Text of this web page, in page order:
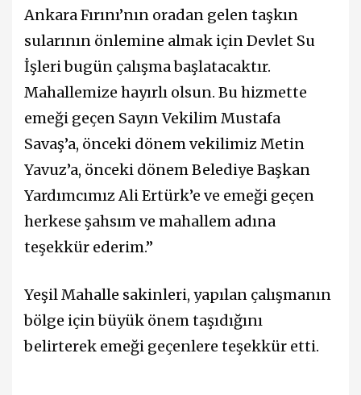
Ankara Fırını’nın oradan gelen taşkın
sularının önlemine almak için Devlet Su
İşleri bugün çalışma başlatacaktır.
Mahallemize hayırlı olsun. Bu hizmette
emeği geçen Sayın Vekilim Mustafa
Savaş’a, önceki dönem vekilimiz Metin
Yavuz’a, önceki dönem Belediye Başkan
Yardımcımız Ali Ertürk’e ve emeği geçen
herkese şahsım ve mahallem adına
teşekkür ederim.”
Yeşil Mahalle sakinleri, yapılan çalışmanın
bölge için büyük önem taşıdığını
belirterek emeği geçenlere teşekkür etti.